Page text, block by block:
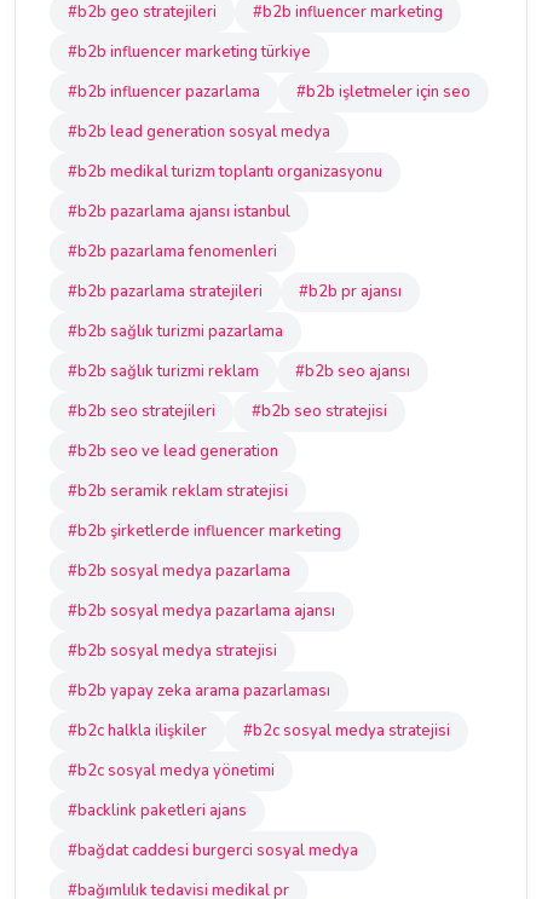
#b2b geo stratejileri
#b2b influencer marketing
#b2b influencer marketing türkiye
#b2b influencer pazarlama
#b2b işletmeler için seo
#b2b lead generation sosyal medya
#b2b medikal turizm toplantı organizasyonu
#b2b pazarlama ajansı istanbul
#b2b pazarlama fenomenleri
#b2b pazarlama stratejileri
#b2b pr ajansı
#b2b sağlık turizmi pazarlama
#b2b sağlık turizmi reklam
#b2b seo ajansı
#b2b seo stratejileri
#b2b seo stratejisi
#b2b seo ve lead generation
#b2b seramik reklam stratejisi
#b2b şirketlerde influencer marketing
#b2b sosyal medya pazarlama
#b2b sosyal medya pazarlama ajansı
#b2b sosyal medya stratejisi
#b2b yapay zeka arama pazarlaması
#b2c halkla ilişkiler
#b2c sosyal medya stratejisi
#b2c sosyal medya yönetimi
#backlink paketleri ajans
#bağdat caddesi burgerci sosyal medya
#bağımlılık tedavisi medikal pr